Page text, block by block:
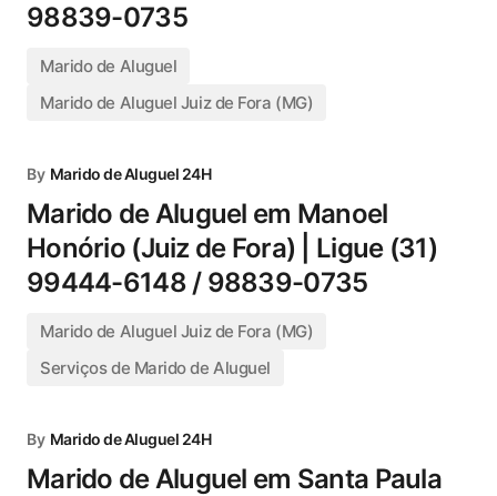
98839-0735
Marido de Aluguel
Marido de Aluguel Juiz de Fora (MG)
By Marido de Aluguel 24H
Marido de Aluguel em Manoel
Honório (Juiz de Fora) | Ligue (31)
99444-6148 / 98839-0735
Marido de Aluguel Juiz de Fora (MG)
Serviços de Marido de Aluguel
By Marido de Aluguel 24H
Marido de Aluguel em Santa Paula